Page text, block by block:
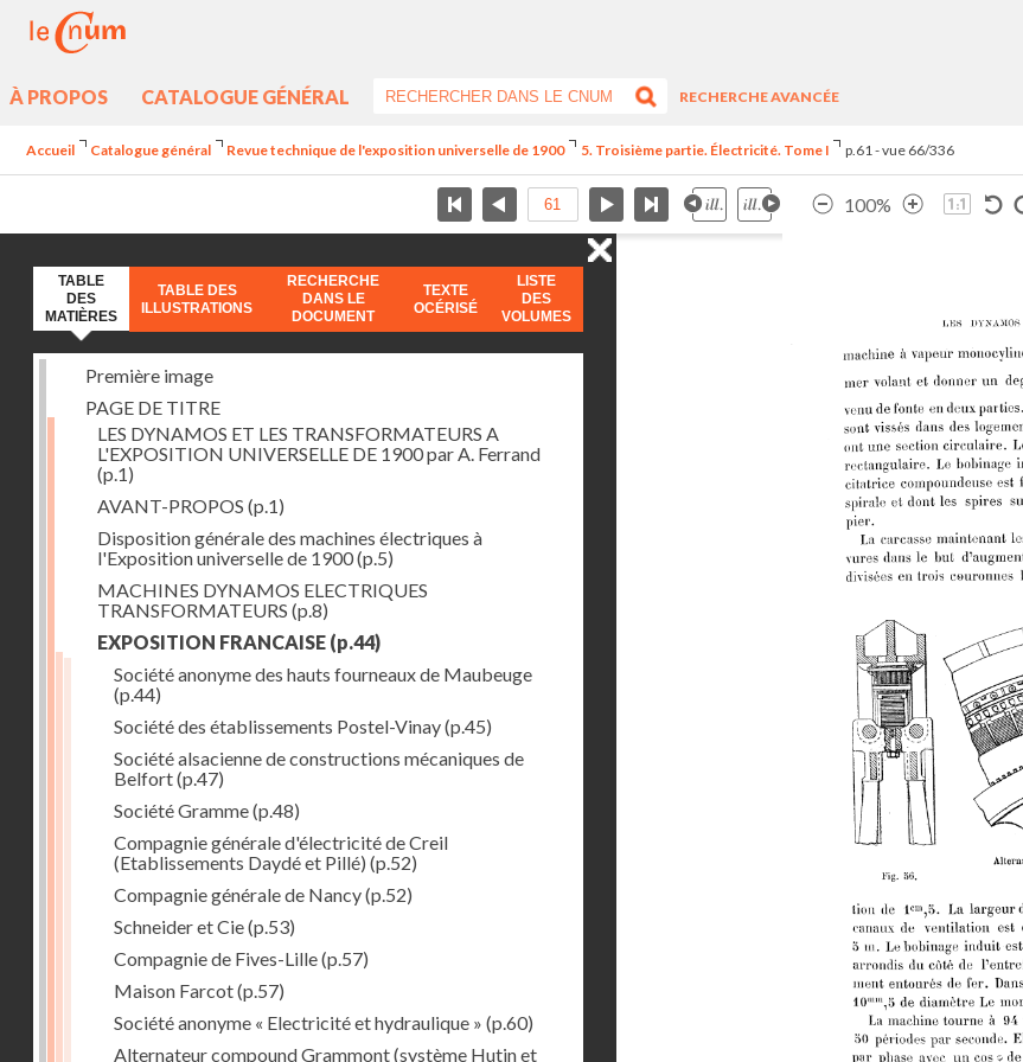
À PROPOS CATALOGUE GÉNÉRAL
RECHERCHE AVANCÉE
Accueil Catalogue général Revue technique de l'exposition universelle de 1900 5. Troisième partie. Électricité. Tome I p.61 - vue 66/336
100%
TABLE
DES
MATIÈRES
TABLE DES
ILLUSTRATIONS
RECHERCHE
DANS LE
DOCUMENT
TEXTE
OCÉRISÉ
LISTE
DES
VOLUMES
Première image
PAGE DE TITRE
LES DYNAMOS ET LES TRANSFORMATEURS A
L'EXPOSITION UNIVERSELLE DE 1900 par A. Ferrand
(p.1)
AVANT-PROPOS (p.1)
Disposition générale des machines électriques à
l'Exposition universelle de 1900(p.5)
MACHINES DYNAMOS ELECTRIQUES
TRANSFORMATEURS (p.8)
EXPOSITION FRANCAISE (p.44)
Société anonyme des hauts fourneaux de Maubeuge
(p.44)
Société des établissements Postel-Vinay(p.45)
Société alsacienne de constructions mécaniques de
Belfort(p.47)
Société Gramme(p.48)
Compagnie générale d'électricité de Creil
(Etablissements Daydé et Pillé) (p.52)
Compagnie générale de Nancy(p.52)
Schneider et Cie(p.53)
Compagnie de Fives-Lille(p.57)
Maison Farcot(p.57)
Société anonyme « Electricité et hydraulique » (p.60)
Alternateur compound Grammont (système Hutin et